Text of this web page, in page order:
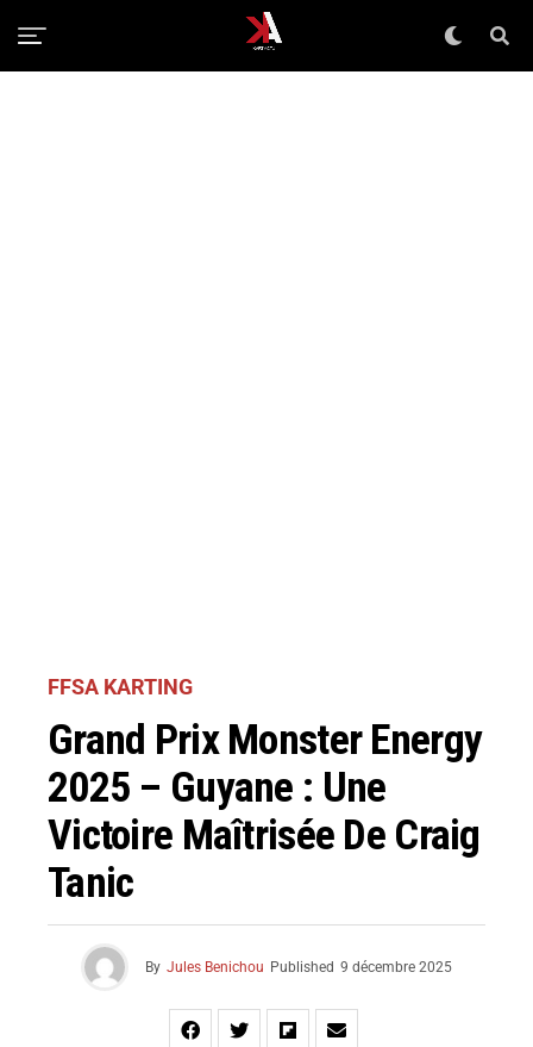
FFSA KARTING
Grand Prix Monster Energy
2025 – Guyane : Une
Victoire Maîtrisée De Craig
Tanic
By Jules Benichou Published 9 décembre 2025